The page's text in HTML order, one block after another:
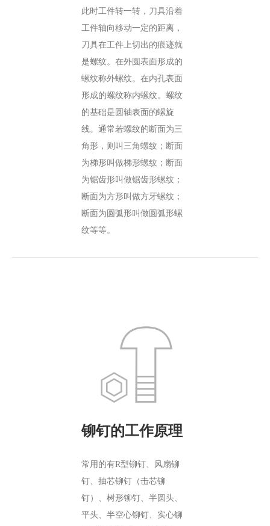
此时工件转一转，刀具沿着
工件轴向移动一定的距离，
刀具在工件上切出的痕迹就
是螺纹。在外圆表面形成的
螺纹称外螺纹。在内孔表面
形成的螺纹称内螺纹。螺纹
的基础是圆轴表面的螺旋
线。通常若螺纹的断面为三
角形，则叫三角螺纹；断面
为梯形叫做梯形螺纹；断面
为锯齿形叫做锯齿形螺纹；
断面为方形叫做方牙螺纹；
断面为圆弧形叫做圆弧形螺
纹等等。
铆钉的工作原理
常用的有R型铆钉、风扇铆
钉、抽芯铆钉（击芯铆
钉）、树形铆钉、半圆头、
平头、半空心铆钉、实心铆